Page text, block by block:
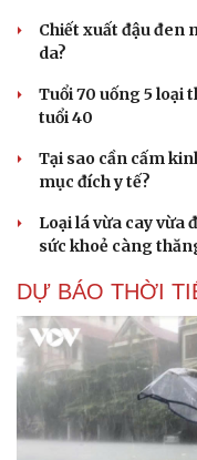
Chiết xuất đậu đen
da?
Tuổi 70 uống 5 loại
tuổi 40
Tại sao cần cấm
mục đích y tế?
Loại lá vừa cay vừa
sức khoẻ càng
DỰ BÁO THỜI